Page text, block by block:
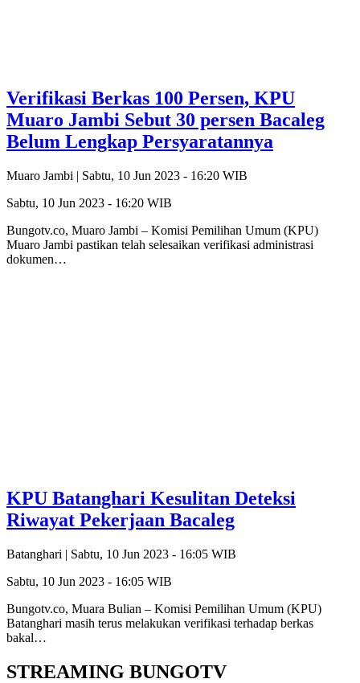
Verifikasi Berkas 100 Persen, KPU
Muaro Jambi Sebut 30 persen Bacaleg
Belum Lengkap Persyaratannya
Muaro Jambi | Sabtu, 10 Jun 2023 - 16:20 WIB
Sabtu, 10 Jun 2023 - 16:20 WIB
Bungotv.co, Muaro Jambi – Komisi Pemilihan Umum (KPU)
Muaro Jambi pastikan telah selesaikan verifikasi administrasi
dokumen…
KPU Batanghari Kesulitan Deteksi
Riwayat Pekerjaan Bacaleg
Batanghari | Sabtu, 10 Jun 2023 - 16:05 WIB
Sabtu, 10 Jun 2023 - 16:05 WIB
Bungotv.co, Muara Bulian – Komisi Pemilihan Umum (KPU)
Batanghari masih terus melakukan verifikasi terhadap berkas
bakal…
STREAMING BUNGOTV